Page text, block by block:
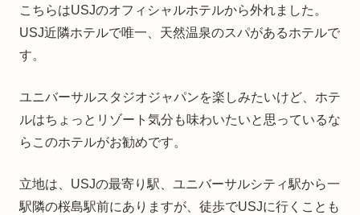
こちらはUSJのオフィシャルホテルから外れました。
USJ近隣ホテルで唯一、天然温泉のスパがあるホテルで
す。
ユニバーサルスタジオジャパンを楽しみたいけど、ホテ
ルはちょっとリゾート気分も味わいたいと思っているな
らこのホテルがお勧めです。
立地は、USJの最寄り駅、ユニバーサルシティ駅から一
駅隣の桜島駅前にありますが、徒歩でUSJに行くことも